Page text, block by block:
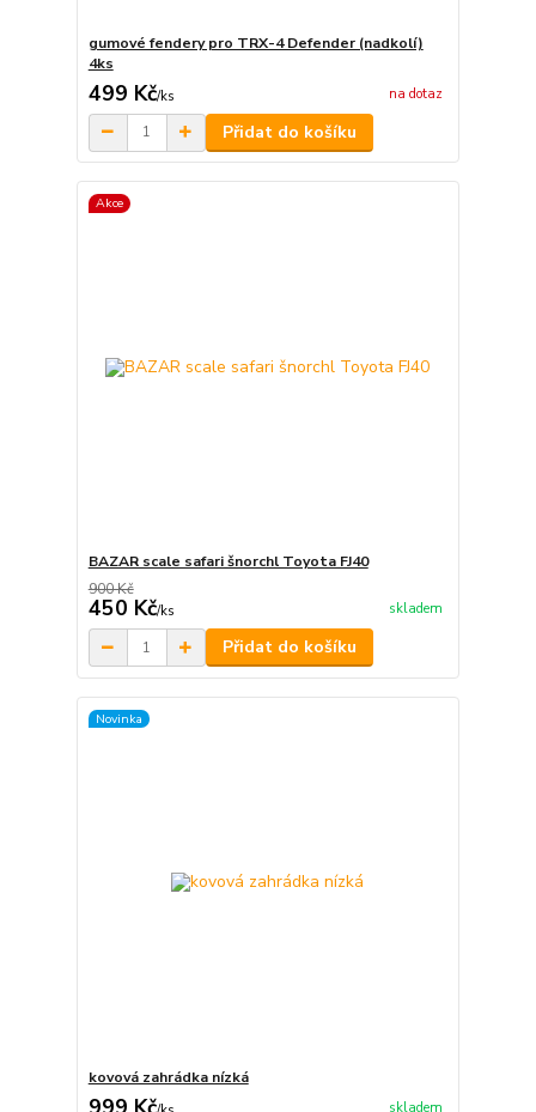
gumové fendery pro TRX-4 Defender (nadkolí)
4ks
499 Kč/ks na dotaz
Přidat do košíku
Akce
BAZAR scale safari šnorchl Toyota FJ40
900 Kč
450 Kč/ks skladem
Přidat do košíku
Novinka
kovová zahrádka nízká
skladem